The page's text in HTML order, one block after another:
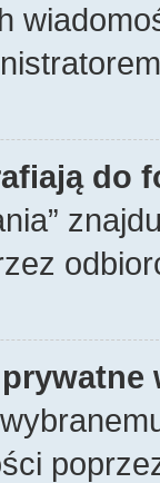
do